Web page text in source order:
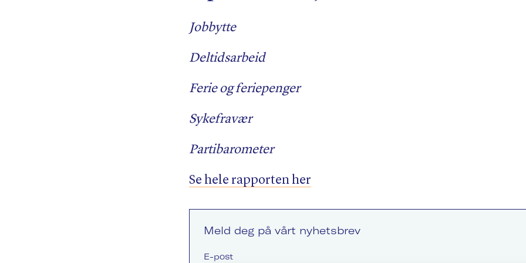
Vi stiller spørsmål om blant annet arbeidsmarked
holdninger til fagforeninger — og
til grunn for hvordan norske akademikere
Jobbytte
Deltidsarbeid
Ferie og feriepenger
Sykefravær
Partibarometer
Se hele rapporten her
Meld deg på vårt nyhetsbrev
E-post